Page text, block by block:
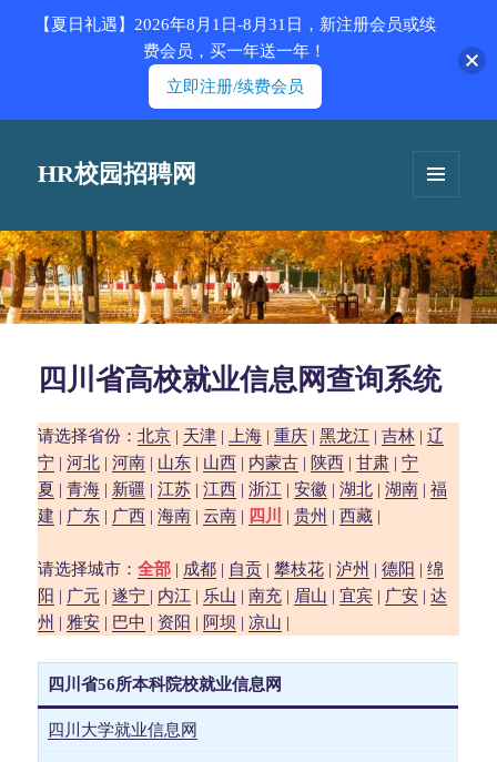
HR校园招聘网
四川省高校就业信息网查询系统
请选择省份：北京 | 天津 | 上海 |重庆 |黑龙江 |吉林 |辽
宁 |河北 |河南 | 山东 | 山西 | 内蒙古 | 陕西 |甘肃 |宁
夏 |青海 | 新疆 |江苏 |江西 |浙江 |安徽 |湖北 |湖南 |福
建 | 广东 | 广西 |海南 |云南 | 四川 |贵州 |西藏 |
请选择城市：全部 | 成都 | 自贡 |攀枝花 |泸州 |德阳 |绵
阳 | 广元 |遂宁 | 内江 | 乐山 |南充 | 眉山 |宜宾 | 广安 |达
州 | 雅安 | 巴中 | 资阳 | 阿坝 |凉山 |
四川省56所本科院校就业信息网
四川大学就业信息网
【夏日礼遇】2026年8月1日-8月31日，新注册会员或续
费会员，买一年送一年！
立即注册/续费会员